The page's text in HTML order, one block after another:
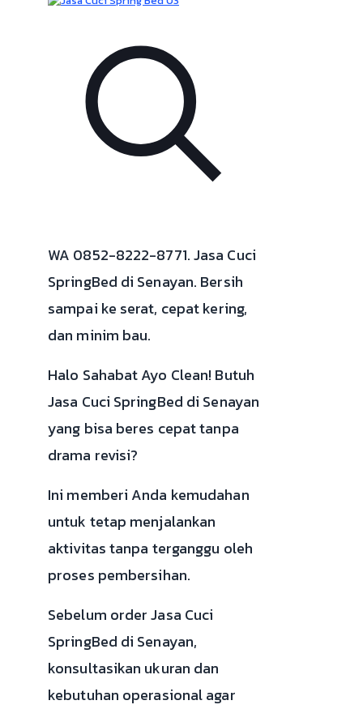
WA 0852-8222-8771. Jasa Cuci
SpringBed di Senayan. Bersih
sampai ke serat, cepat kering,
dan minim bau.
Halo Sahabat Ayo Clean! Butuh
Jasa Cuci SpringBed di Senayan
yang bisa beres cepat tanpa
drama revisi?
Ini memberi Anda kemudahan
untuk tetap menjalankan
aktivitas tanpa terganggu oleh
proses pembersihan.
Sebelum order Jasa Cuci
SpringBed di Senayan,
konsultasikan ukuran dan
kebutuhan operasional agar